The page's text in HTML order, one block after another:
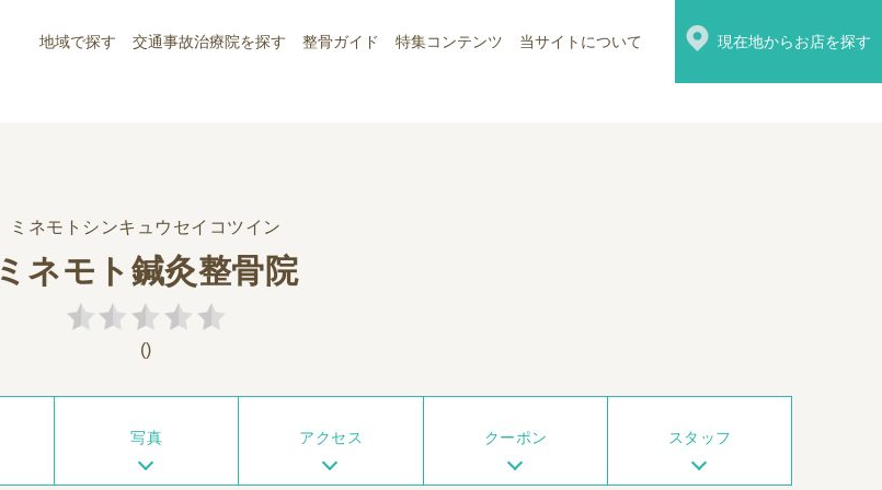
地域で探す 交通事故治療院を探す 整骨ガイド 特集コンテンツ 当サイトについて 現在地からお店を探す
ミネモトシンキュウセイコツイン
ミネモト鍼灸整骨院
()
写真 アクセス クーポン スタッフ